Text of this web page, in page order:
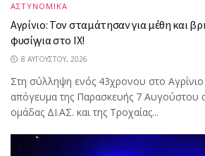
ΑΣΤΥΝΟΜΙΚΑ
Αγρίνιο: Τον σταμάτησαν για μέθη και
φυσίγγια στο ΙΧ!
8 ΑΥΓΟΎΣΤΟΥ, 2026
Στη σύλληψη ενός 43χρονου στο
απόγευμα της Παρασκευής 7 Αυγούστου
ομάδας ΔΙ.ΑΣ. και της Τροχαίας...